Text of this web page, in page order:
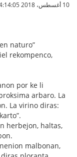
10 أغسطس، 2018 4:14:05 م
naturo”
rekompenco,
por ke li
arbaro. La
La virino diras:
herbejon, haltas,
malbonan,